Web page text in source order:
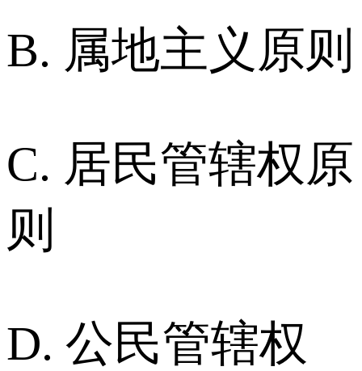
B. 属地主义原则
C. 居民管辖权原
则
D. 公民管辖权